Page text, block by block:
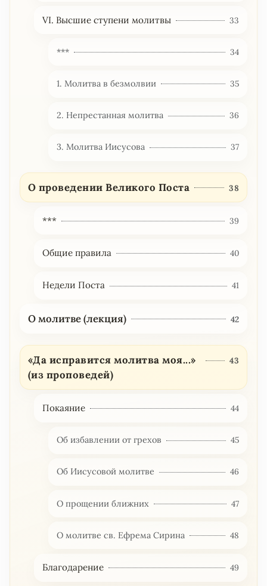
VI. Высшие ступени молитвы 33
*** 34
1. Молитва в безмолвии 35
2. Непрестанная молитва 36
3. Молитва Иисусова 37
О проведении Великого Поста 38
*** 39
Общие правила 40
Недели Поста 41
О молитве (лекция) 42
«Да исправится молитва моя...»
(из проповедей)
43
Покаяние 44
Об избавлении от грехов 45
Об Иисусовой молитве 46
О прощении ближних 47
О молитве св. Ефрема Сирина 48
Благодарение 49